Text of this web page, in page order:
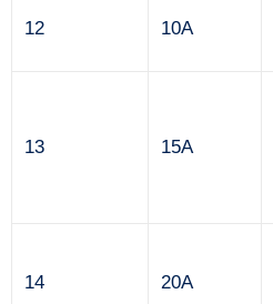
12 10А
13 15А
14 20А